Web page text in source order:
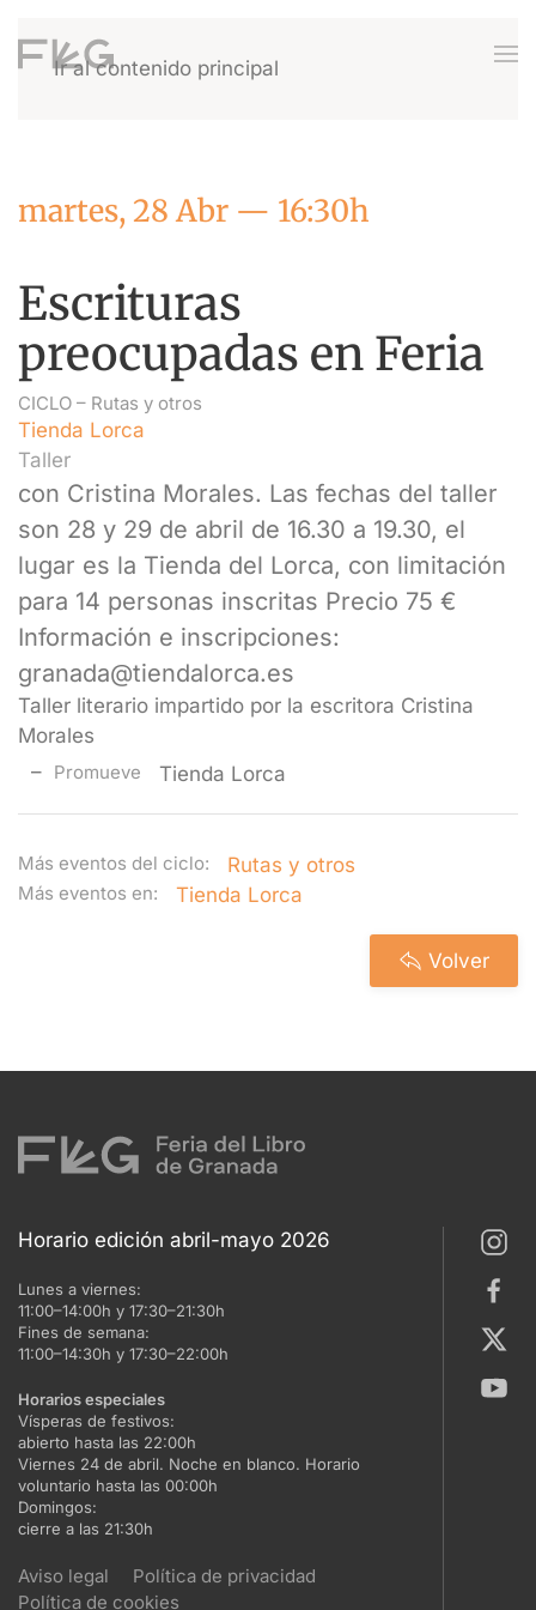
Ir al contenido principal
martes, 28 Abr — 16:30h
Escrituras
preocupadas en Feria
CICLO – Rutas y otros
Tienda Lorca
Taller
con Cristina Morales. Las fechas del taller
son 28 y 29 de abril de 16.30 a 19.30, el
lugar es la Tienda del Lorca, con limitación
para 14 personas inscritas Precio 75 €
Información e inscripciones:
granada@tiendalorca.es
Taller literario impartido por la escritora Cristina
Morales
Promueve Tienda Lorca
Más eventos del ciclo: Rutas y otros
Más eventos en: Tienda Lorca
Volver
Horario edición abril-mayo 2026
Lunes a viernes:
11:00–14:00h y 17:30–21:30h
Fines de semana:
11:00–14:30h y 17:30–22:00h
Horarios especiales
Vísperas de festivos:
abierto hasta las 22:00h
Viernes 24 de abril. Noche en blanco. Horario
voluntario hasta las 00:00h
Domingos:
cierre a las 21:30h
Aviso legal
Política de privacidad
Política de cookies